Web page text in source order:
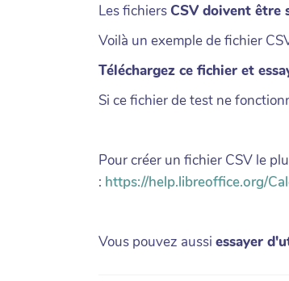
Les fichiersCSV doivent être
Voilà un exemple de fichier
Téléchargez ce fichier et
Si ce fichier de test ne
Pour créer un fichier CSV le
: https://help.libreoffice.org/
Vous pouvez aussi essayer